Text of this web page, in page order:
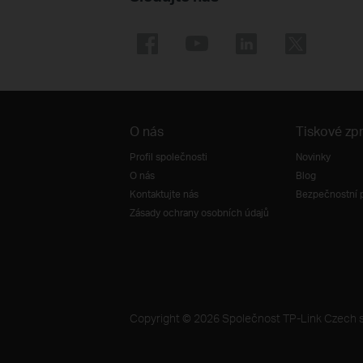
O nás
Profil společnosti
O nás
Kontaktujte nás
Zásady ochrany osobních údajů
Tiskové
Novinky
Blog
Bezpečnostní
Copyright © 2026 Společnost TP-Link Czech